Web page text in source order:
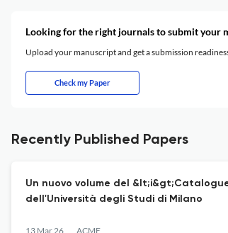
Looking for the right journals to submit your
Upload your manuscript and get a submission
Check my Paper
Recently Published Papers
Un nuovo volume del
dell'Università degli Studi di Milano
13 Mar 26 ACME